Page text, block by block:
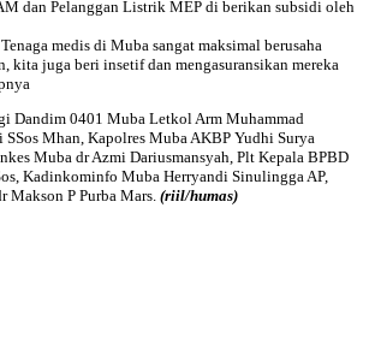
dan Pelanggan Listrik MEP di berikan subsidi oleh
medis di Muba sangat maksimal berusaha
kita juga beri insetif dan mengasuransikan mereka
Dandim 0401 Muba Letkol Arm Muhammad
Mhan, Kapolres Muba AKBP Yudhi Surya
Muba dr Azmi Dariusmansyah, Plt Kepala BPBD
Kadinkominfo Muba Herryandi Sinulingga AP,
Makson P Purba Mars. (riil/humas)